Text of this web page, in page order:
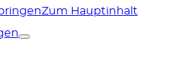
Zum Hauptinhalt